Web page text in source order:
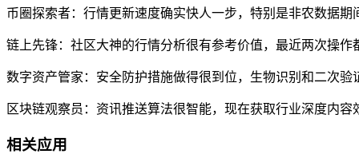
币圈探索者：行情更新速度确实快人一步，特别是非农数据期
链上先锋：社区大神的行情分析很有参考价值，最近两次操作
数字资产管家：安全防护措施做得很到位，生物识别和二次验
区块链观察员：资讯推送算法很智能，现在获取行业深度内容
相关应用